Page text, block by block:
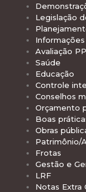
Legislação
Avaliação
Saúde
Educação
Controle
Conselhos
Orçamento
Boas
Obras
Patrimônio/
Frotas
Gestão e
LRF
Notas Extra